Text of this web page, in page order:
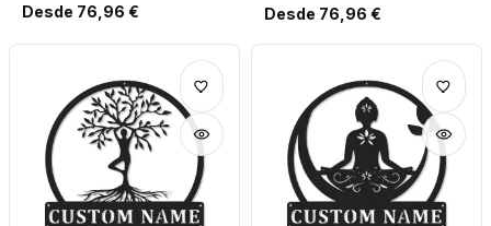
Desde 76,96 € Desde 76,96 €